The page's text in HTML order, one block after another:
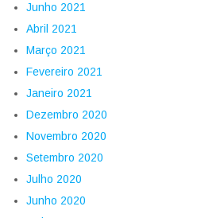
Junho 2021
Abril 2021
Março 2021
Fevereiro 2021
Janeiro 2021
Dezembro 2020
Novembro 2020
Setembro 2020
Julho 2020
Junho 2020